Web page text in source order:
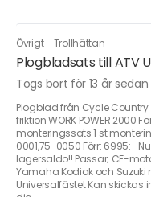
Övrigt · Trollhättan
Plogbladsats till ATV
Togs bort för 13 år sedan
Plogblad från Cycle
friktion WORK POWER 2000
monteringssats 1 st
0001,75-0050 Förr: 6995:-
lagersaldo!! Passar; CF-
Yamaha Kodiak och
Universalfästet Kan skickas